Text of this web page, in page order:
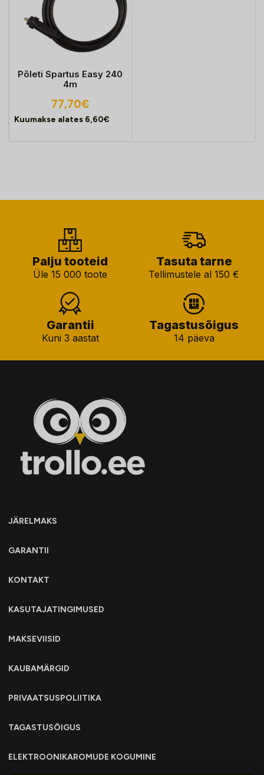
Põleti Spartus Easy 240
4m
77,70€
Kuumakse alates 6,60€
Palju tooteid
Üle 15 000 toote
Tasuta tarne
Tellimustele al 150 €
Garantii
Kuni 3 aastat
Tagastusõigus
14 päeva
JÄRELMAKS
GARANTII
KONTAKT
KASUTAJATINGIMUSED
MAKSEVIISID
KAUBAMÄRGID
PRIVAATSUSPOLIITIKA
TAGASTUSÕIGUS
ELEKTROONIKAROMUDE KOGUMINE